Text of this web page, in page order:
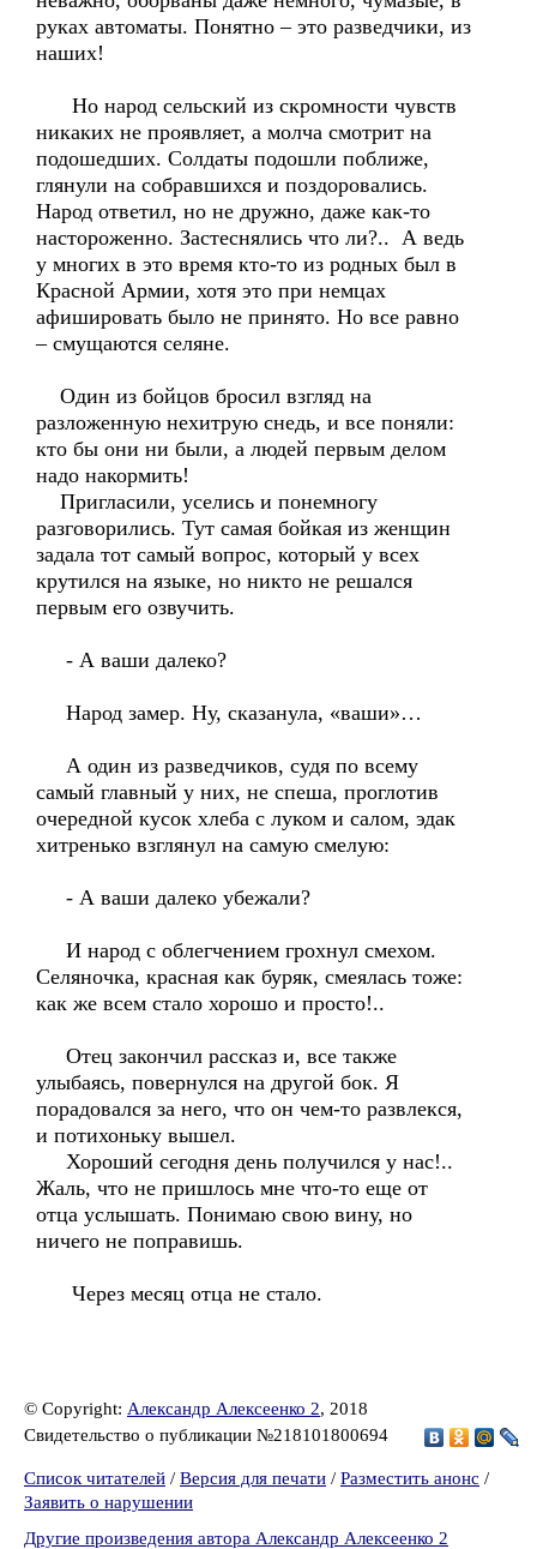
руках автоматы. Понятно – это разведчики, из
наших!
Но народ сельский из скромности чувств
никаких не проявляет, а молча смотрит на
подошедших. Солдаты подошли поближе,
глянули на собравшихся и поздоровались.
Народ ответил, но не дружно, даже как-то
настороженно. Застеснялись что ли?.. А ведь
у многих в это время кто-то из родных был в
Красной Армии, хотя это при немцах
афишировать было не принято. Но все равно
– смущаются селяне.
Один из бойцов бросил взгляд на
разложенную нехитрую снедь, и все поняли:
кто бы они ни были, а людей первым делом
надо накормить!
Пригласили, уселись и понемногу
разговорились. Тут самая бойкая из женщин
задала тот самый вопрос, который у всех
крутился на языке, но никто не решался
первым его озвучить.
- А ваши далеко?
Народ замер. Ну, сказанула, «ваши»…
А один из разведчиков, судя по всему
самый главный у них, не спеша, проглотив
очередной кусок хлеба с луком и салом, эдак
хитренько взглянул на самую смелую:
- А ваши далеко убежали?
И народ с облегчением грохнул смехом.
Селяночка, красная как буряк, смеялась тоже:
как же всем стало хорошо и просто!..
Отец закончил рассказ и, все также
улыбаясь, повернулся на другой бок. Я
порадовался за него, что он чем-то развлекся,
и потихоньку вышел.
Хороший сегодня день получился у нас!..
Жаль, что не пришлось мне что-то еще от
отца услышать. Понимаю свою вину, но
ничего не поправишь.
Через месяц отца не стало.
© Copyright: Александр Алексеенко 2, 2018
Свидетельство о публикации №218101800694
Список читателей / Версия для печати / Разместить анонс /
Заявить о нарушении
Другие произведения автора Александр Алексеенко 2